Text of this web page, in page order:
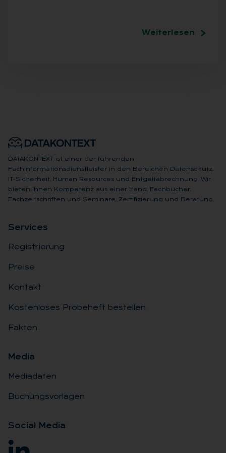
Weiterlesen
DATAKONTEXT ist einer der führenden
Fachinformationsdienstleister in den Bereichen Datenschutz,
IT-Sicherheit, Human Resources und Entgeltabrechnung. Wir
bieten Ihnen Kompetenz aus einer Hand: Fachbücher,
Fachzeitschriften und Seminare, Zertifizierung und Beratung.
Ser­vices
Registrierung
Preise
Kontakt
Kostenloses Probeheft bestellen
Fakten
Me­dia
Mediadaten
Buchungsvorlagen
So­ci­al Me­dia